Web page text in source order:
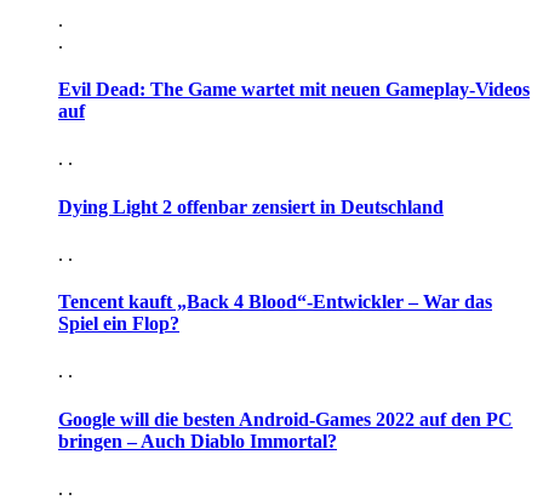
.
.
Evil Dead: The Game wartet mit neuen Gameplay-Videos
auf
. .
Dying Light 2 offenbar zensiert in Deutschland
. .
Tencent kauft „Back 4 Blood“-Entwickler – War das
Spiel ein Flop?
. .
Google will die besten Android-Games 2022 auf den PC
bringen – Auch Diablo Immortal?
. .